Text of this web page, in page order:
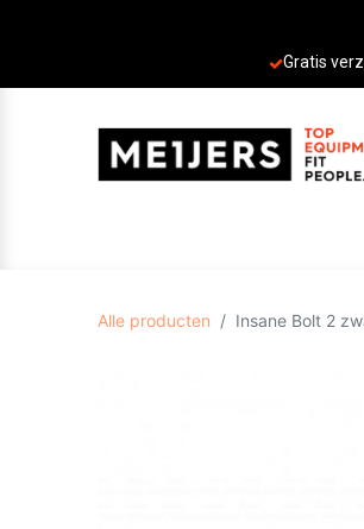
Gratis
Alle producten Insane Bolt 2